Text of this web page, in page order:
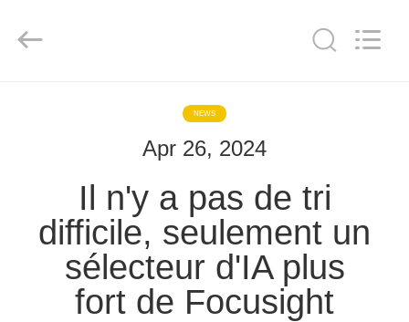
PROPOS
NOUS
Co.,Ltd.
NEWS
Apr 26, 2024
Il n'y a pas de tri
difficile, seulement un
sélecteur d'IA plus
fort de Focusight